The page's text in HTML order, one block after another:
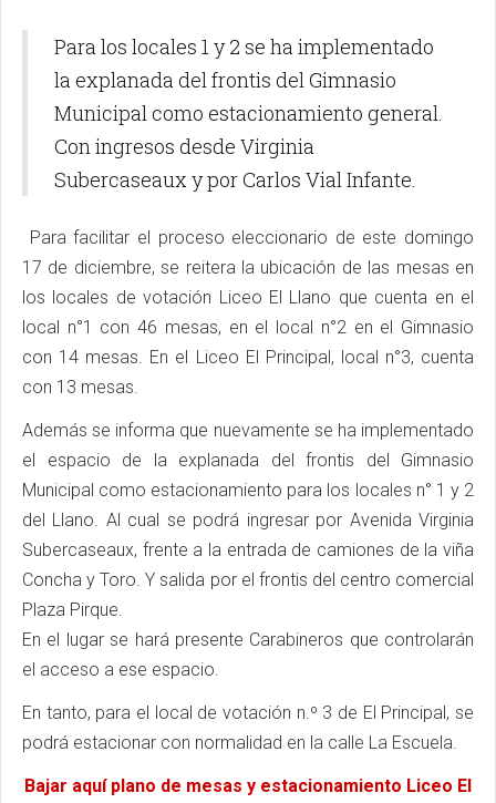
Para los locales 1 y 2 se ha implementado
la explanada del frontis del Gimnasio
Municipal como estacionamiento general.
Con ingresos desde Virginia
Subercaseaux y por Carlos Vial Infante.
Para facilitar el proceso eleccionario de este domingo
17 de diciembre, se reitera la ubicación de las mesas en
los locales de votación Liceo El Llano que cuenta en el
local n°1 con 46 mesas, en el local n°2 en el Gimnasio
con 14 mesas. En el Liceo El Principal, local n°3, cuenta
con 13 mesas.
Además se informa que nuevamente se ha implementado
el espacio de la explanada del frontis del Gimnasio
Municipal como estacionamiento para los locales n° 1 y 2
del Llano. Al cual se podrá ingresar por Avenida Virginia
Subercaseaux, frente a la entrada de camiones de la viña
Concha y Toro. Y salida por el frontis del centro comercial
Plaza Pirque.
En el lugar se hará presente Carabineros que controlarán
el acceso a ese espacio.
En tanto, para el local de votación n.º 3 de El Principal, se
podrá estacionar con normalidad en la calle La Escuela.
Bajar aquí plano de mesas y estacionamiento Liceo El